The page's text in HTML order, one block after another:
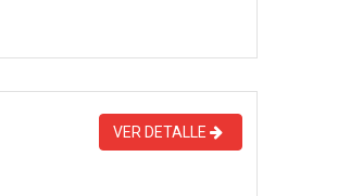
VER DETALLE